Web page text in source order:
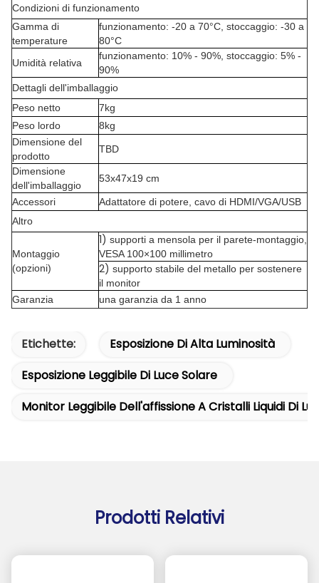
Condizioni di funzionamento
Gamma di
temperature
funzionamento: -20 a 70°C, stoccaggio: -30 a
80°C
Umidità relativa
funzionamento: 10% - 90%, stoccaggio: 5% -
90%
Dettagli dell'imballaggio
Peso netto
7kg
Peso lordo
8kg
Dimensione del
prodotto
TBD
Dimensione
dell'imballaggio
53x47x19 cm
Accessori
Adattatore di potere, cavo di HDMI/VGA/USB
Altro
Montaggio
(opzioni)
1) supporti a mensola per il parete-montaggio,
VESA 100×100 millimetro
2) supporto stabile del metallo per sostenere
il monitor
Garanzia
una garanzia da 1 anno
Etichette:
Esposizione Di Alta Luminosità
Esposizione Leggibile Di Luce Solare
Monitor Leggibile Dell'affissione A Cristalli Liquidi Di
Prodotti Relativi